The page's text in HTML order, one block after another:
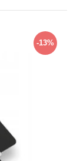
-13%